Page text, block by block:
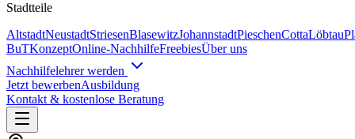
Stadtteile
AltstadtNeustadtStriesenBlasewitzJohannstadtPieschenCottaLöbtau
BuTKonzeptOnline-NachhilfeFreebiesÜber uns
Nachhilfelehrer werden
Jetzt bewerbenAusbildung
Kontakt & kostenlose Beratung